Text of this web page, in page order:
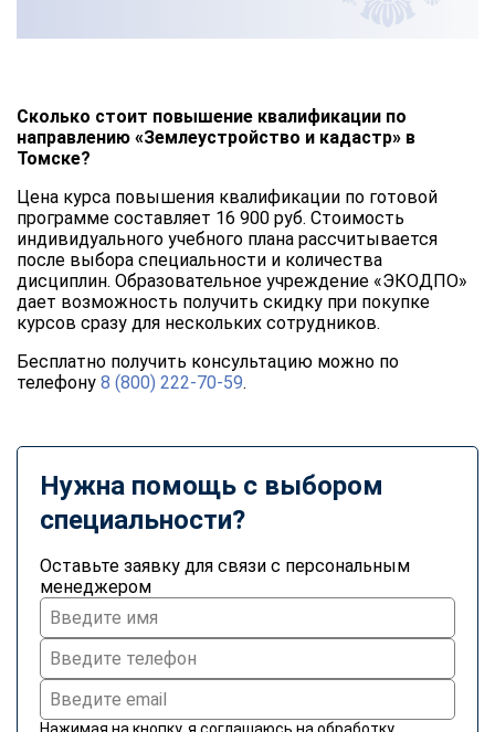
Сколько стоит повышение квалификации по
направлению «Землеустройство и кадастр» в
Томске?
Цена курса повышения квалификации по готовой
программе составляет 16 900 руб. Стоимость
индивидуального учебного плана рассчитывается
после выбора специальности и количества
дисциплин. Образовательное учреждение «ЭКОДПО»
дает возможность получить скидку при покупке
курсов сразу для нескольких сотрудников.
Бесплатно получить консультацию можно по
телефону 8 (800) 222-70-59.
Нужна помощь с выбором
специальности?
Оставьте заявку для связи с персональным
менеджером
Нажимая на кнопку, я соглашаюсь на обработку